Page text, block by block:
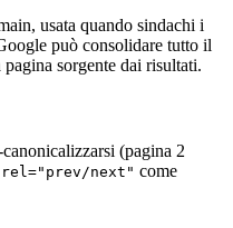
usata quando sindachi i
può consolidare tutto il
sorgente dai risultati.
(pagina 2
rel="prev/next" come